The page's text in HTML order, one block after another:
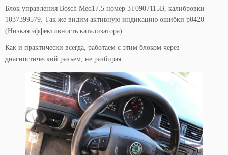
Блок управления Bosch Med17.5 номер 3T0907115B, калибровки
1037399579. Так же видим активную индикацию ошибки p0420
(Низкая эффективность катализатора).
Как и практически всегда, работаем с этим блоком через
диагностический разъем, не разбирая.